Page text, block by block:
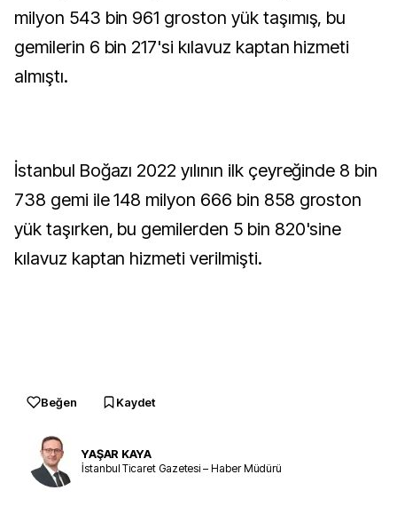
milyon 543 bin 961 groston yük taşımış, bu
gemilerin 6 bin 217'si kılavuz kaptan hizmeti
almıştı.
İstanbul Boğazı 2022 yılının ilk çeyreğinde 8 bin
738 gemi ile 148 milyon 666 bin 858 groston
yük taşırken, bu gemilerden 5 bin 820'sine
kılavuz kaptan hizmeti verilmişti.
Beğen Kaydet
YAŞAR KAYA
İstanbul Ticaret Gazetesi – Haber Müdürü